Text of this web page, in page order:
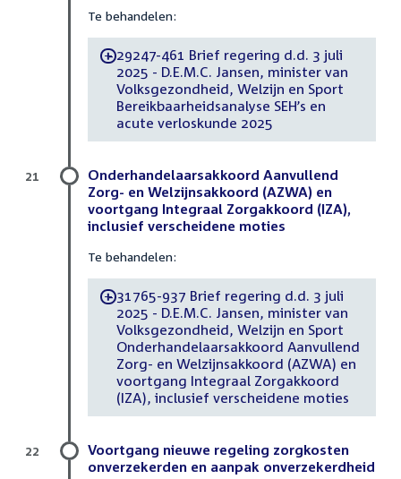
Te behandelen:
-29247-461 Brief regering d.d. 3 juli
2025 - D.E.M.C. Jansen, minister van
Volksgezondheid, Welzijn en Sport
Bereikbaarheidsanalyse SEH’s en
acute verloskunde 2025
Onderhandelaarsakkoord Aanvullend
Zorg- en Welzijnsakkoord (AZWA) en
voortgang Integraal Zorgakkoord (IZA),
inclusief verscheidene moties
Te behandelen:
-31765-937 Brief regering d.d. 3 juli
2025 - D.E.M.C. Jansen, minister van
Volksgezondheid, Welzijn en Sport
Onderhandelaarsakkoord Aanvullend
Zorg- en Welzijnsakkoord (AZWA) en
voortgang Integraal Zorgakkoord
(IZA), inclusief verscheidene moties
21
Voortgang nieuwe regeling zorgkosten
onverzekerden en aanpak onverzekerdheid
22